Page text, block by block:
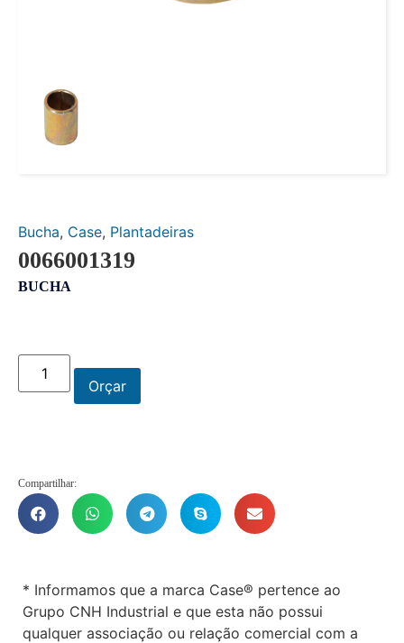
Bucha, Case, Plantadeiras
0066001319
BUCHA
Orçar
Compartilhar:
* Informamos que a marca Case® pertence ao
Grupo CNH Industrial e que esta não possui
qualquer associação ou relação comercial com a